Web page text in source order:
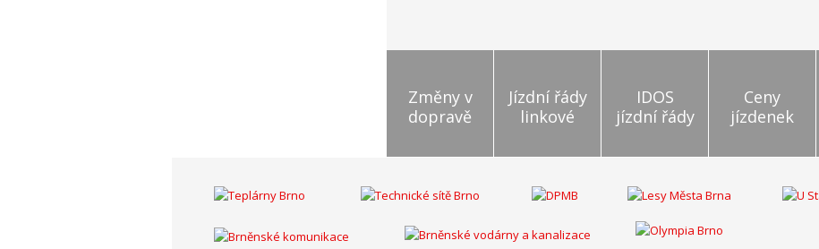
Změny v
dopravě
Jízdní řády
linkové
IDOS
jízdní řády
Ceny
jízdenek